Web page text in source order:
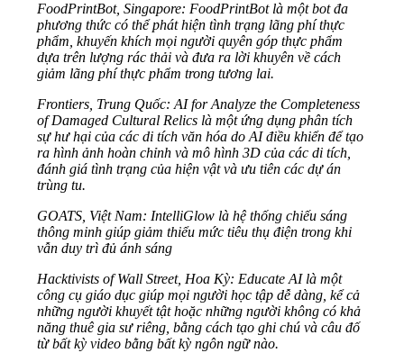
FoodPrintBot, Singapore: FoodPrintBot là một bot đa
phương thức có thể phát hiện tình trạng lãng phí thực
phẩm, khuyến khích mọi người quyên góp thực phẩm
dựa trên lượng rác thải và đưa ra lời khuyên về cách
giảm lãng phí thực phẩm trong tương lai.
Frontiers, Trung Quốc: AI for Analyze the Completeness
of Damaged Cultural Relics là một ứng dụng phân tích
sự hư hại của các di tích văn hóa do AI điều khiển để tạo
ra hình ảnh hoàn chỉnh và mô hình 3D của các di tích,
đánh giá tình trạng của hiện vật và ưu tiên các dự án
trùng tu.
GOATS, Việt Nam: IntelliGlow là hệ thống chiếu sáng
thông minh giúp giảm thiểu mức tiêu thụ điện trong khi
vẫn duy trì đủ ánh sáng
Hacktivists of Wall Street, Hoa Kỳ: Educate AI là một
công cụ giáo dục giúp mọi người học tập dễ dàng, kể cả
những người khuyết tật hoặc những người không có khả
năng thuê gia sư riêng, bằng cách tạo ghi chú và câu đố
từ bất kỳ video bằng bất kỳ ngôn ngữ nào.